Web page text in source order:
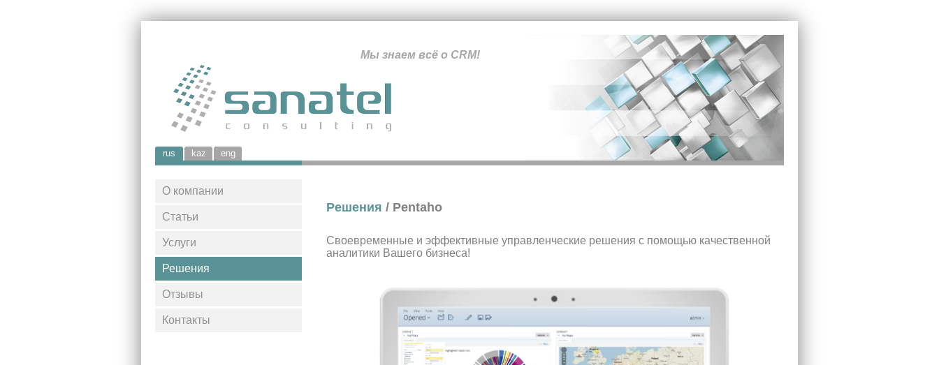
Мы знаем всё о CRM!
rus kaz eng
О компании
Статьи
Услуги
Решения
Отзывы
Контакты
Решения / Pentaho
Своевременные и эффективные управленческие решения с помощью качественной
аналитики Вашего бизнеса!